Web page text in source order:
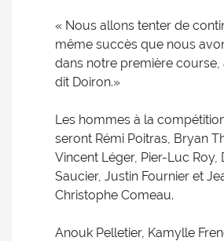
« Nous allons tenter de
même succès que nous
dans notre première course,
dit Doiron.»
Les hommes à la
seront Rémi Poitras, Bryan
Vincent Léger, Pier-Luc Roy,
Saucier, Justin Fournier et
Christophe Comeau.
Anouk Pelletier, Kamylle